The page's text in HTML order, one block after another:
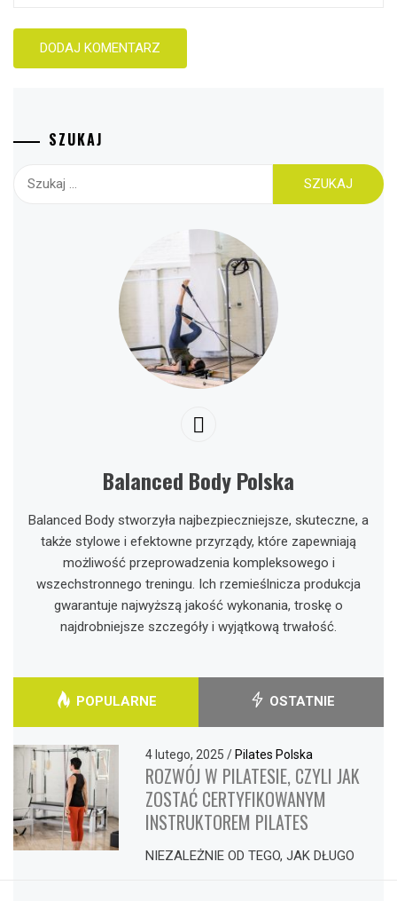
SZUKAJ
Balanced Body Polska
Balanced Body stworzyła najbezpieczniejsze, skuteczne, a
także stylowe i efektowne przyrządy, które zapewniają
możliwość przeprowadzenia kompleksowego i
wszechstronnego treningu. Ich rzemieślnicza produkcja
gwarantuje najwyższą jakość wykonania, troskę o
najdrobniejsze szczegóły i wyjątkową trwałość.
POPULARNE OSTATNIE
4 lutego, 2025/ Pilates Polska
ROZWÓJ W PILATESIE, CZYLI JAK
ZOSTAĆ CERTYFIKOWANYM
INSTRUKTOREM PILATES
NIEZALEŻNIE OD TEGO, JAK DŁUGO